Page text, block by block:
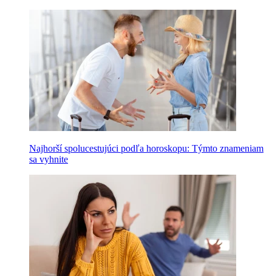
Najhorší spolucestujúci podľa horoskopu: Týmto znameniam
sa vyhnite